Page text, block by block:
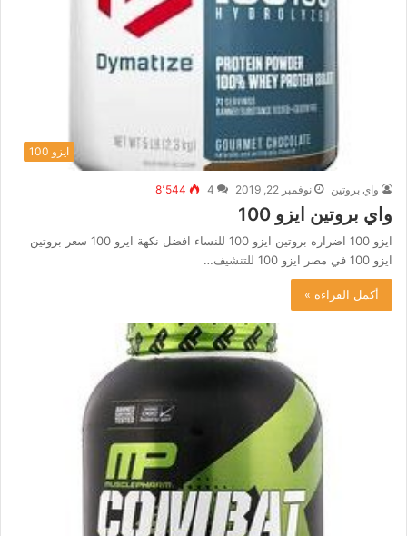
ايزو 100
واي بروتين نوفمبر 22, 2019 4 8٬544
واي بروتين ايزو 100
ايزو 100 اضراره بروتين ايزو 100 للنساء افضل نكهة ايزو 100 سعر بروتين
ايزو 100 في مصر ايزو 100 للتنشيف…
أكمل القراءة »